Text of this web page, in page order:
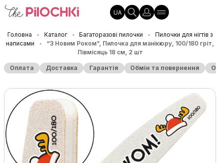
UA
Головна • Каталог • Багаторазові пилочки •
Пилочки для нігтів з
написами
•
“З Новим Роком”, Пилочка для манікюру, 100/180 гріт,
Півмісяць 18 см, 2 шт
Оплата Доставка Гарантія Обмін та повернення